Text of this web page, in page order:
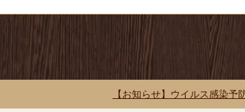
【お知らせ】ウイルス感染